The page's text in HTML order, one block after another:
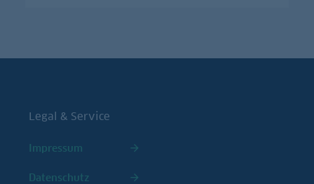
Legal & Service
Impressum
Datenschutz